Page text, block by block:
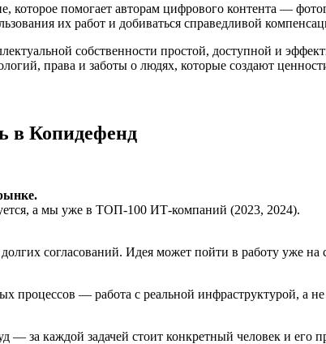
которое помогает авторам цифрового контента —
их работ и добиваться справедливой
собственности простой, доступной и
права и заботы о людях, которые создают
в Копидефенд
а мы уже в ТОП-100 ИТ-компаний (2023, 2024).
согласований. Идея может пойти в работу уже на
процессов — работа с реальной инфраструктурой, а
— за каждой задачей стоит конкретный человек и его